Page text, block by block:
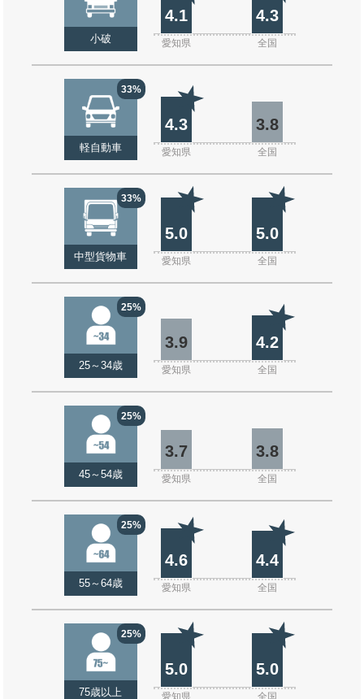
小破
4.1 4.3
愛知県 全国
33%
軽自動車
4.3 3.8
愛知県 全国
33%
中型貨物車
5.0 5.0
愛知県 全国
25%
25～34歳
3.9 4.2
愛知県 全国
25%
45～54歳
3.7 3.8
愛知県 全国
25%
55～64歳
4.6 4.4
愛知県 全国
25%
75歳以上
5.0 5.0
愛知県 全国